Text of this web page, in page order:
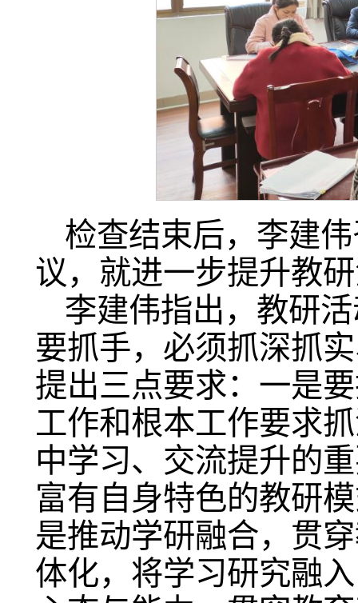
检查结束后，李建
议，就进一步提升教
李建伟指出，教研
要抓手，必须抓深抓
提出三点要求：一是
工作和根本工作要求
中学习、交流提升的
富有自身特色的教研
是推动学研融合，贯
体化，将学习研究融